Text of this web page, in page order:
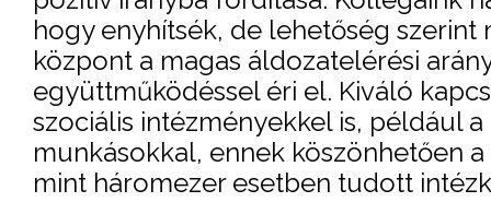
hogy enyhítsék, de lehetőség
központ a magas áldozatelérési
együttműködéssel éri el. Kiváló
szociális intézményekkel is, például
munkásokkal, ennek köszönhetően
mint háromezer esetben tudott